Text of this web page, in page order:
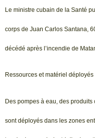
Le ministre cubain de la Santé
corps de Juan Carlos Santana,
décédé après l’incendie de
Ressources et matériel
Des pompes à eau, des
sont déployés dans les zones